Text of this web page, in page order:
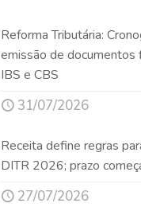
Reforma Tributária:
emissão de documentos
IBS e CBS
31/07/2026
Receita define regras
DITR 2026; prazo
27/07/2026